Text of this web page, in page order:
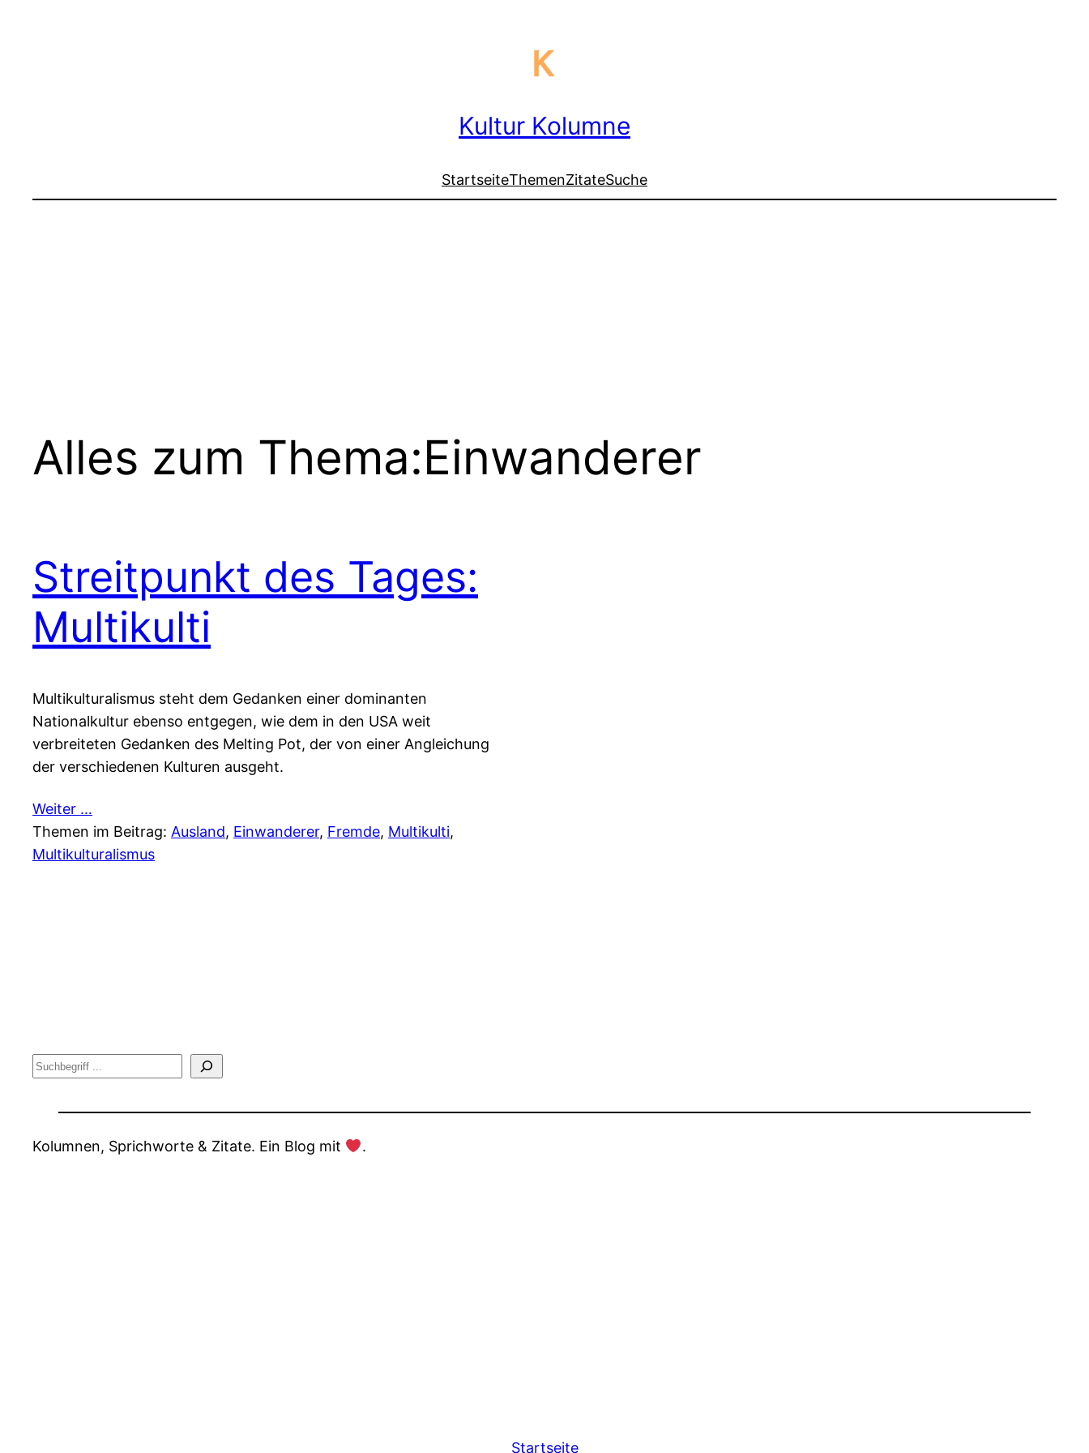
Kultur Kolumne
StartseiteThemenZitateSuche
Alles zum Thema:Einwanderer
Streitpunkt des Tages:
Multikulti
Multikulturalismus steht dem Gedanken einer dominanten
Nationalkultur ebenso entgegen, wie dem in den USA weit
verbreiteten Gedanken des Melting Pot, der von einer Angleichung
der verschiedenen Kulturen ausgeht.
Weiter …
Themen im Beitrag: Ausland, Einwanderer, Fremde, Multikulti
Multikulturalismus
Suche
Kolumnen, Sprichworte & Zitate. Ein Blog mit .
Startseite